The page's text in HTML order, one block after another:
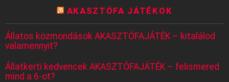
AKASZTÓFA JÁTÉKOK
Állatos közmondások AKASZTÓFAJÁTÉK – kitalálod
valamennyit?
Állatkerti kedvencek AKASZTÓFAJÁTÉK – felismered
mind a 6-ot?